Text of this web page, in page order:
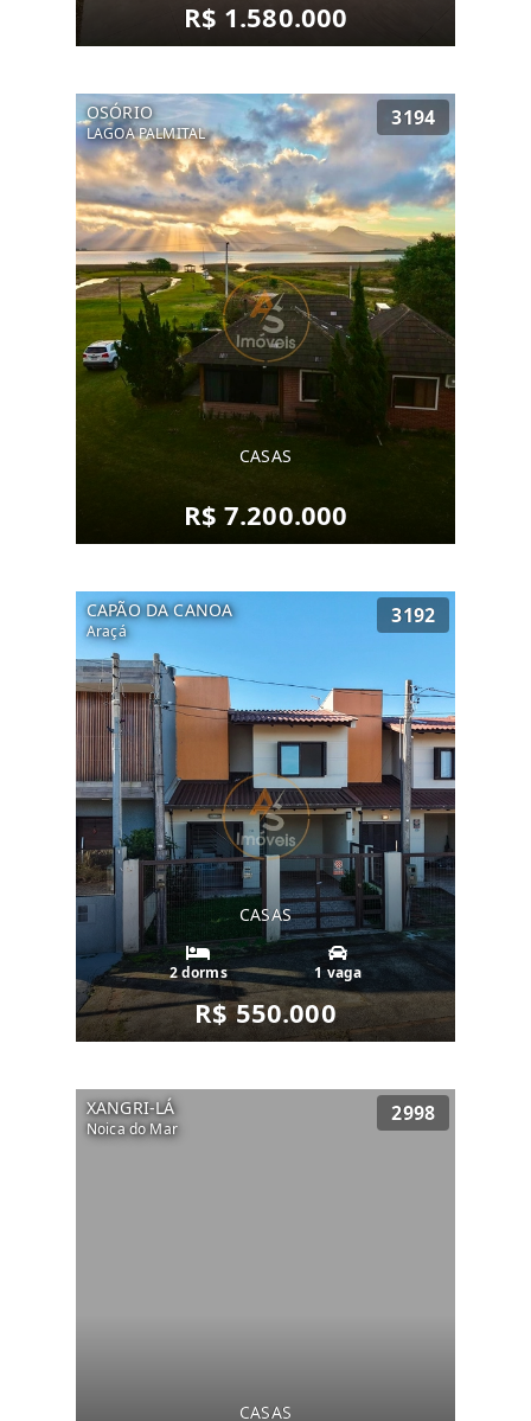
R$ 1.580.000
OSÓRIO
LAGOA PALMITAL
3194
CASAS
R$ 7.200.000
CAPÃO DA CANOA
Araçá
3192
CASAS
2 dorms 1 vaga
R$ 550.000
XANGRI-LÁ
Noica do Mar
2998
CASAS